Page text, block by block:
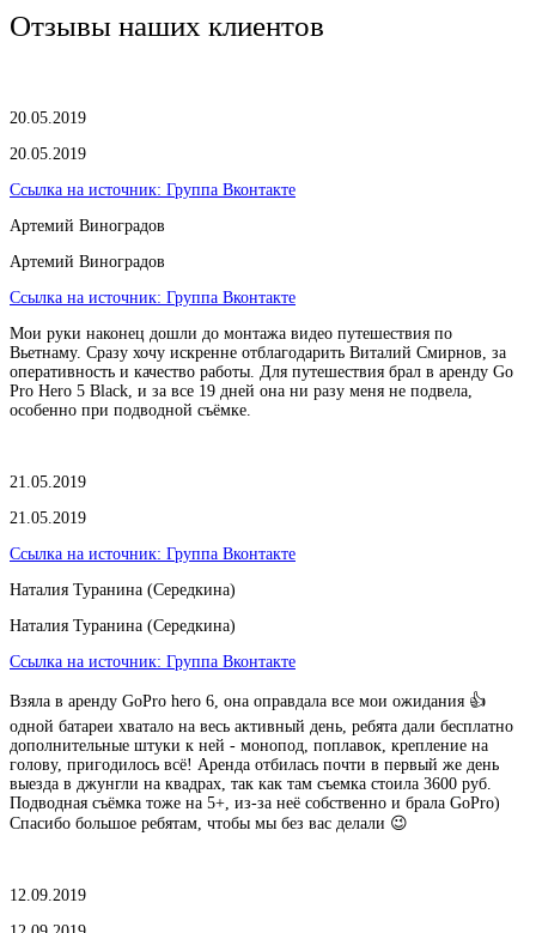
Отзывы наших клиентов
20.05.2019
20.05.2019
Ссылка на источник: Группа Вконтакте
Артемий Виноградов
Артемий Виноградов
Ссылка на источник: Группа Вконтакте
Мои руки наконец дошли до монтажа видео путешествия по
Вьетнаму. Сразу хочу искренне отблагодарить Виталий Смирнов, за
оперативность и качество работы. Для путешествия брал в аренду Go
Pro Hero 5 Black, и за все 19 дней она ни разу меня не подвела,
особенно при подводной съёмке.
21.05.2019
21.05.2019
Ссылка на источник: Группа Вконтакте
Наталия Туранина (Середкина)
Наталия Туранина (Середкина)
Ссылка на источник: Группа Вконтакте
Взяла в аренду GoPro hero 6, она оправдала все мои ожидания 👍
одной батареи хватало на весь активный день, ребята дали бесплатно
дополнительные штуки к ней - монопод, поплавок, крепление на
голову, пригодилось всё! Аренда отбилась почти в первый же день
выезда в джунгли на квадрах, так как там съемка стоила 3600 руб.
Подводная съёмка тоже на 5+, из-за неё собственно и брала GoPro)
Спасибо большое ребятам, чтобы мы без вас делали 😉
12.09.2019